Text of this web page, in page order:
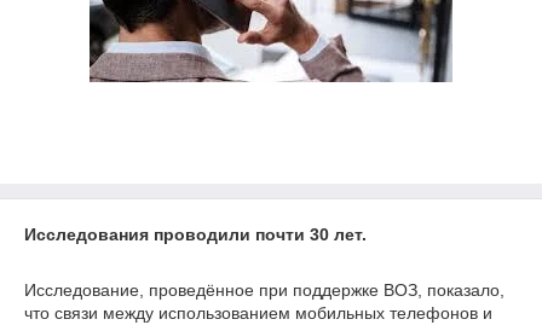
Исследования проводили почти 30 лет.
Исследование, проведённое при поддержке ВОЗ, показало,
что связи между использованием мобильных телефонов и